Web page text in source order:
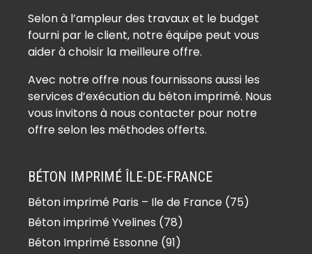
Selon à l’ampleur des travaux et le budget
fourni par le client, notre équipe peut vous
aider à choisir la meilleure offre.
Avec notre offre nous fournissons aussi les
services d’exécution du béton imprimé. Nous
vous invitons à nous contacter pour notre
offre selon les méthodes offerts.
BÉTON IMPRIMÉ ÎLE-DE-FRANCE
Béton imprimé Paris – Ile de France (75)
Béton imprimé Yvelines (78)
Béton Imprimé Essonne (91)